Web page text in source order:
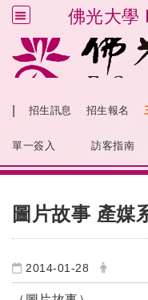
佛光大學
跳到主要內容
招生訊息 招生報名
單一簽入 訪客指南
圖片故
2014-01-28